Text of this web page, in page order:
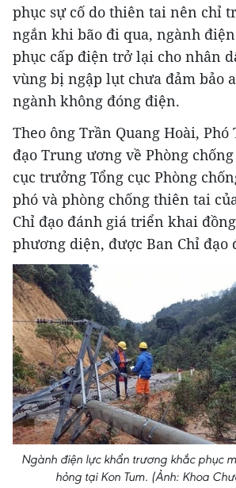
phục sự cố do thiên tai nên chỉ
ngắn khi bão đi qua, ngành
phục cấp điện trở lại cho nhân
vùng bị ngập lụt chưa đảm bảo
ngành không đóng điện.
Theo ông Trần Quang Hoài,
đạo Trung ương về Phòng
cục trưởng Tổng cục Phòng
phó và phòng chống thiên tai
Chỉ đạo đánh giá triển khai
phương diện, được Ban Chỉ đạo
Ngành điện lực khẩn trương khắc phục
hỏng tại Kon Tum. (Ảnh: Khoa